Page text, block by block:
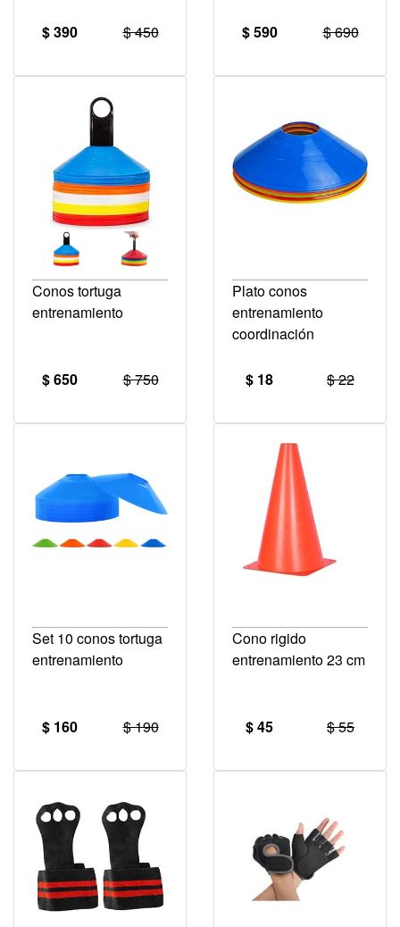
$ 390 $ 450 $ 590 $ 690
Conos tortuga
entrenamiento
$ 650 $ 750
Plato conos
entrenamiento
coordinación
$ 18 $ 22
Set 10 conos tortuga
entrenamiento
$ 160 $ 190
Cono rigido
entrenamiento 23 cm
$ 45 $ 55